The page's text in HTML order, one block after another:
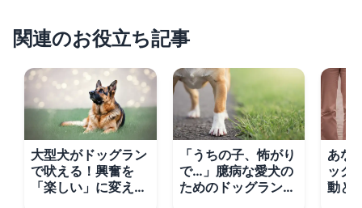
関連のお役立ち記事
大型犬がドッグラン
で吠える！興奮を
「楽しい」に変える
「うちの子、怖がり
で…」臆病な愛犬の
ためのドッグランデ
あな
ッグ
動と